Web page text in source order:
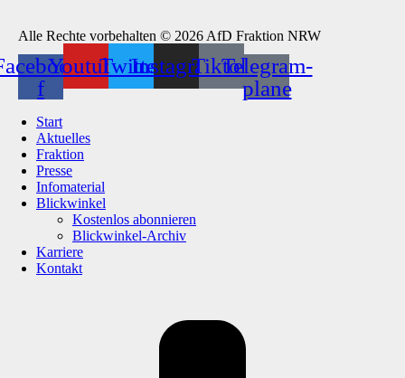
Alle Rechte vorbehalten © 2026 AfD Fraktion NRW
f
YoutubeTwitterInstagramTiktokTelegram-
plane
Start
Aktuelles
Fraktion
Presse
Infomaterial
Blickwinkel
Kostenlos abonnieren
Blickwinkel-Archiv
Karriere
Kontakt